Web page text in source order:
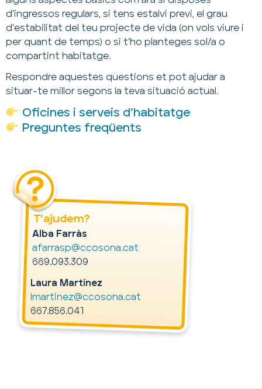
d’ingressos regulars, si tens estalvi previ, el grau
d’estabilitat del teu projecte de vida (on vols viure i
per quant de temps) o si t’ho planteges sol/a o
compartint habitatge.
Respondre aquestes qüestions et pot ajudar a
situar-te millor segons la teva situació actual.
Oficines i serveis d’habitatge
Preguntes freqüents
T’ajudem?
Alba Farràs
afarrasp@ccosona.cat
669.093.309
Laura Martínez
lmartinez@ccosona.cat
667.856.041